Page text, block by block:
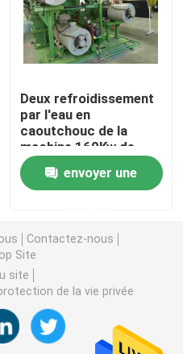
moulin de mélange
malaxeur
de Banbury
caoutchouc
de feuille
Deux refroidissement
par l'eau en
caoutchouc de la
machine 160Kw de
calendrier de moulin
de mélange de petit
pain
envoyer une
Contactez-nous
Site
site
de la vie privée